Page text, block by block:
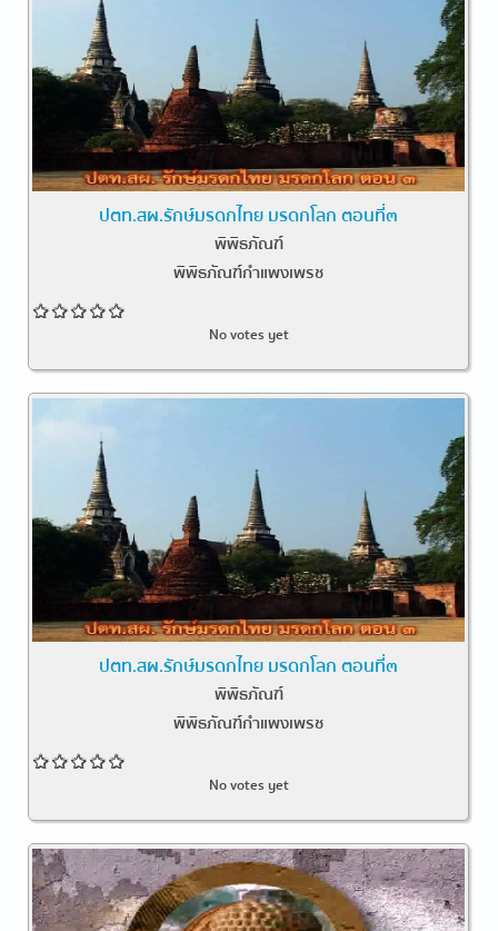
ปตท.สผ.รักษ์มรดกไทย มรดกโลก ตอนที่๓
พิพิธภัณฑ์
พิพิธภัณฑ์กำแพงเพรช
No votes yet
ปตท.สผ.รักษ์มรดกไทย มรดกโลก ตอนที่๓
พิพิธภัณฑ์
พิพิธภัณฑ์กำแพงเพรช
No votes yet